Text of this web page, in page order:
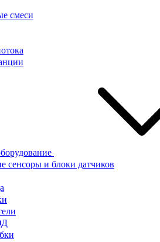
смеси
сенсоры и блоки датчиков